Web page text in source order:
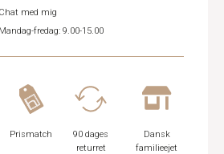
Chat med mig
Mandag-fredag: 9.00-15.00
Prismatch
90 dages
returret
Dansk
familieejet